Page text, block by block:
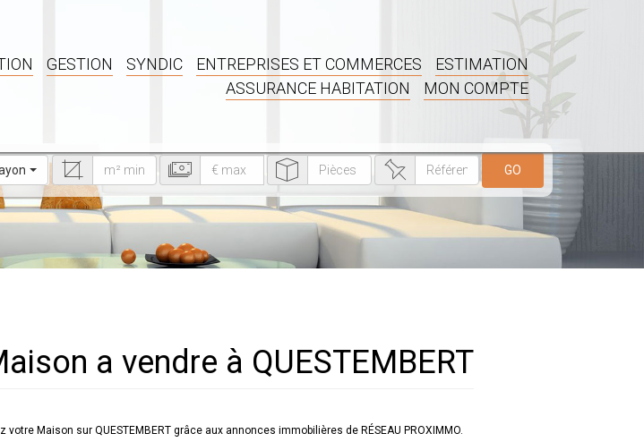
GESTION SYNDIC ENTREPRISES ET COMMERCES
ESTIMATION
ASSURANCE HABITATION
MON COMPTE
GO
a vendre à QUESTEMBERT
Maison sur QUESTEMBERT grâce aux annonces immobilières de RÉSEAU PROXIMMO.